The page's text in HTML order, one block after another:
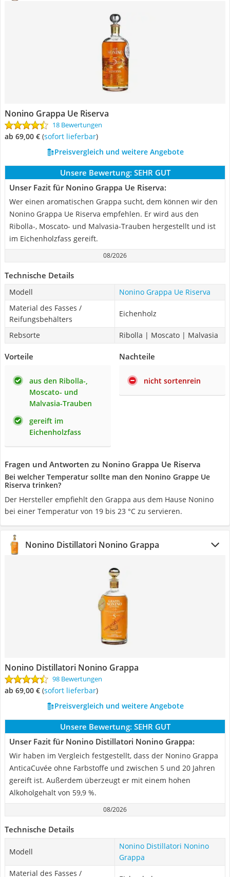
Nonino Grappa Ue Riserva
18 Bewertungen
ab 69,00 € ( Sofort lieferbar)
Preisvergleich und weitere Angebote
Unsere Bewertung: SEHR GUT
Unser Fazit für Nonino Grappa Ue Riserva:
Wer einen aromatischen Grappa sucht, dem können wir den
Nonino Grappa Ue Riserva empfehlen. Er wird aus den
Ribolla-, Moscato- und Malvasia-Trauben hergestellt und ist
im Eichenholzfass gereift.
08/2026
Technische Details
Modell
Nonino Grappa Ue Riserva
Material des Fasses /
Reifungsbehälters
Eichenholz
Rebsorte Ribolla | Moscato | Malvasia
Vorteile
aus den Ribolla-,
Moscato- und
Malvasia-Trauben
gereift im
Eichenholzfass
Nachteile
nicht sortenrein
Fragen und Antworten zu Nonino Grappa Ue Riserva
Bei welcher Temperatur sollte man den Nonino Grappe Ue
Riserva trinken?
Der Hersteller empfiehlt den Grappa aus dem Hause Nonino
bei einer Temperatur von 19 bis 23 °C zu servieren.
Nonino Distillatori Nonino Grappa
Nonino Distillatori Nonino Grappa
98 Bewertungen
ab 69,00 € ( Sofort lieferbar)
Preisvergleich und weitere Angebote
Unsere Bewertung: SEHR GUT
Unser Fazit für Nonino Distillatori Nonino Grappa:
Wir haben im Vergleich festgestellt, dass der Nonino Grappa
AnticaCuvée ohne Farbstoffe und zwischen 5 und 20 Jahren
gereift ist. Außerdem überzeugt er mit einem hohen
Alkoholgehalt von 59,9 %.
08/2026
Technische Details
Modell
Nonino Distillatori Nonino
Grappa
Material des Fasses /